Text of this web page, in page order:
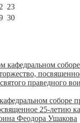
23
30
соборе
25-летию
Феодора Ушакова